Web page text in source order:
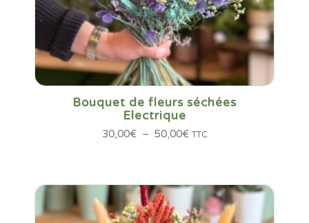
Bouquet de fleurs séchées
Electrique
30,00€ – 50,00€Plage
à
50,00€
TTC